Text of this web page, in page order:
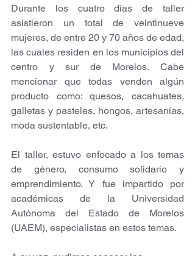
Durante los cuatro días de taller
asistieron un total de veintinueve
mujeres, de entre 20 y 70 años de edad,
las cuales residen en los municipios del
centro y sur de Morelos. Cabe
mencionar que todas venden algún
producto como: quesos, cacahuates,
galletas y pasteles, hongos, artesanías,
moda sustentable, etc.
El taller, estuvo enfocado a los temas
de género, consumo solidario y
emprendimiento. Y fue impartido por
académicas de la Universidad
Autónoma del Estado de Morelos
(UAEM), especialistas en estos temas.